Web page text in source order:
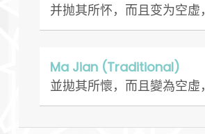
并抛其所怀，而且变为空虚，
Ma Jian (Traditional)
並拋其所懷，而且變為空虛，